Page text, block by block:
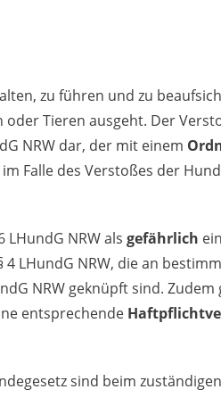
zu führen und zu
Tieren ausgeht. Der
NRW dar, der mit einem
Falle des Verstoßes der Hund
LHundG NRW als gefährlich
4 LHundG NRW, die an
NRW geknüpft sind.
entsprechende
sind beim zuständigen